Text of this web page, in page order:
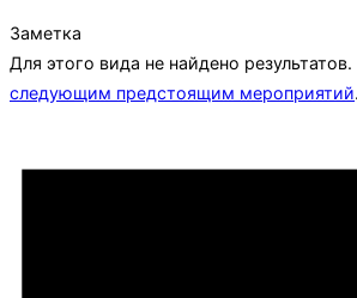
Заметка
Для этого вида не найдено
следующим предстоящим мероприятий.